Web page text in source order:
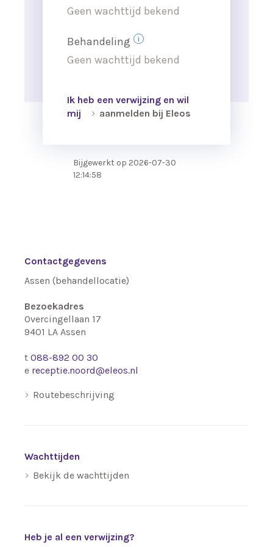
Geen wachttijd bekend
Behandeling
Geen wachttijd bekend
Ik heb een verwijzing en wil
mij
aanmelden bij Eleos
Bijgewerkt op 2026-07-30
12:14:58
Contactgegevens
Assen (behandellocatie)
Bezoekadres
Overcingellaan 17
9401 LA Assen
t 088-892 00 30
e receptie.noord@eleos.nl
Routebeschrijving
Wachttijden
Bekijk de wachttijden
Heb je al een verwijzing?